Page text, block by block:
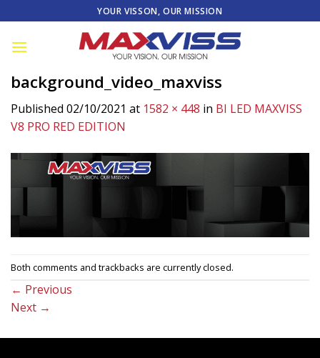
to
content
YOUR VISSON, OUR MISSION
background_video_maxviss
Published 02/10/2021 at 1582 × 448 in BI LED MAXVISS
V8 PRO RED EDITION
Both comments and trackbacks are currently closed.
← Previous
Next →